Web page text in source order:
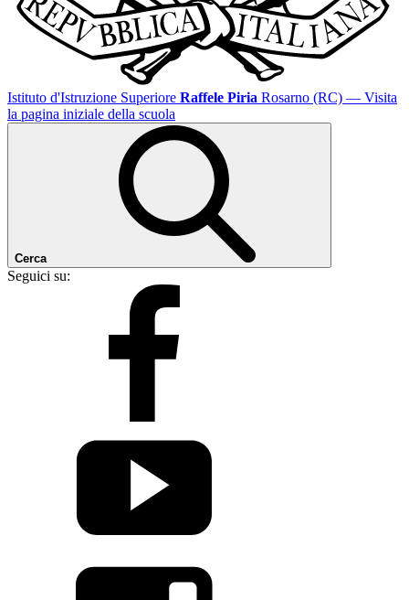
Istituto d'Istruzione Superiore Raffele Piria Rosarno (RC) — Visita
la pagina iniziale della scuola
Cerca
Seguici su: